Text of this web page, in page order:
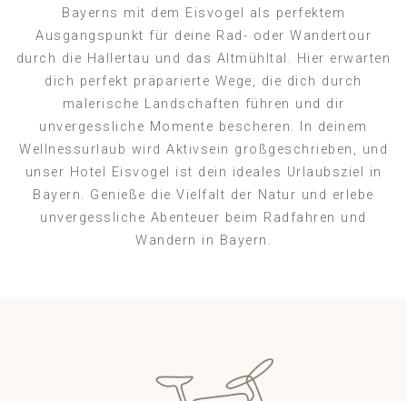
Bayerns mit dem Eisvogel als perfektem
Ausgangspunkt für deine Rad- oder Wandertour
durch die Hallertau und das Altmühltal. Hier erwarten
dich perfekt präparierte Wege, die dich durch
malerische Landschaften führen und dir
unvergessliche Momente bescheren. In deinem
Wellnessurlaub wird Aktivsein großgeschrieben, und
unser Hotel Eisvogel ist dein ideales Urlaubsziel in
Bayern. Genieße die Vielfalt der Natur und erlebe
unvergessliche Abenteuer beim Radfahren und
Wandern in Bayern.